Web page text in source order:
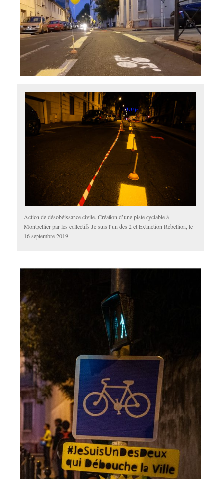
Action de désobéissance civile. Création d’une piste cyclable à
Montpellier par les collectifs Je suis l’un des 2 et Extinction Rebellion, le
16 septembre 2019.